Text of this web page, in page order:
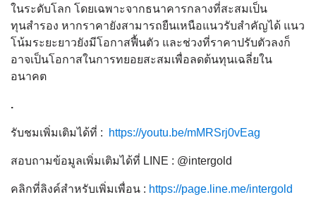
ในระดับโลก โดยเฉพาะจากธนาคารกลางที่สะสมเป็น
ทุนสำรอง หากราคายังสามารถยืนเหนือแนวรับสำคัญได้ แนว
โน้มระยะยาวยังมีโอกาสฟื้นตัว และช่วงที่ราคาปรับตัวลงก็
อาจเป็นโอกาสในการทยอยสะสมเพื่อลดต้นทุนเฉลี่ยใน
อนาคต
.
รับชมเพิ่มเติมได้ที่ : https://youtu.be/mMRSrj0vEag
สอบถามข้อมูลเพิ่มเติมได้ที่ LINE : @intergold
คลิกที่ลิงค์สำหรับเพิ่มเพื่อน : https://page.line.me/intergold